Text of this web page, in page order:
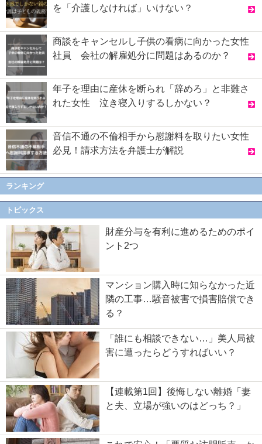
を「介護しなければ」いけない？
商談をキャンセルし子供の看病に向かった女性
社員 会社の解雇処分に問題はあるのか？
年子を理由に産休を断られ「辞めろ」と非難さ
れた女性 泣き寝入りするしかない？
音信不通の不倫相手から慰謝料を取りたい女性
必見！請求方法を弁護士が解説
ランキング
トピックス
財産分与を有利に進めるためのポイ
ント2つ
マンション購入時に知らなかった近
隣の工事…騒音被害で損害賠償でき
る？
「誰にも相談できない…」美人局被
害に遭ったらどうすればいい？
【連載第1回】後悔しない離婚「妻
と夫、立場が強いのはどっち？」